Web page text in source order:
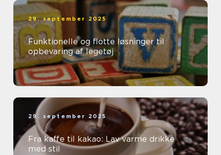
29. september 2025
Funktionelle og flotte løsninger til
opbevaring af legetøj
29. september 2025
Fra kaffe til kakao: Lav varme drikke
med stil